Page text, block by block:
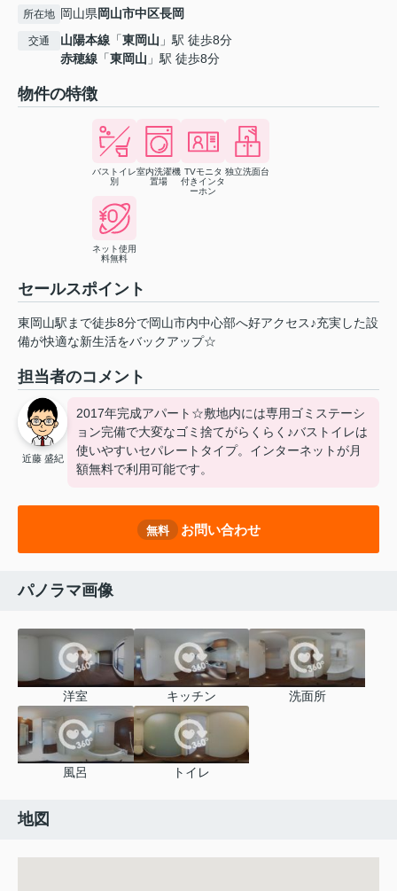
所在地 岡山県岡山市中区長岡
交通 山陽本線 「東岡山 」駅 徒歩8分
赤穂線 「東岡山 」駅 徒歩8分
物件の特徴
バストイレ
別
室内洗濯機
置場
TVモニタ
付きインタ
ーホン
独立洗面台
ネット使用
料無料
セールスポイント
東岡山駅まで徒歩8分で岡山市内中心部へ好アクセス♪充実した設
備が快適な新生活をバックアップ☆
担当者のコメント
近藤 盛紀
2017年完成アパート☆敷地内には専用ゴミステーシ
ョン完備で大変なゴミ捨てがらくらく♪バストイレは
使いやすいセパレートタイプ。インターネットが月
額無料で利用可能です。
無料 お問い合わせ
パノラマ画像
洋室 キッチン 洗面所
風呂 トイレ
地図